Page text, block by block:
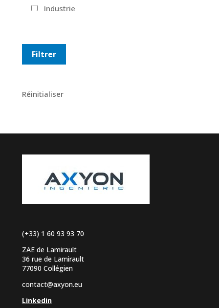
Industrie
Réinitialiser
(+33) 1 60 93 93 70
ZAE de Lamirault
36 rue de Lamirault
77090 Collégien
contact@axyon.eu
Linkedin